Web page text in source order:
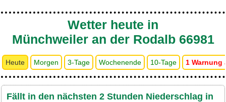
Wetter heute in
Münchweiler an der Rodalb 66981
Heute Morgen 3-Tage Wochenende 10-Tage 1 Warnung
Fällt in den nächsten 2 Stunden Niederschlag in